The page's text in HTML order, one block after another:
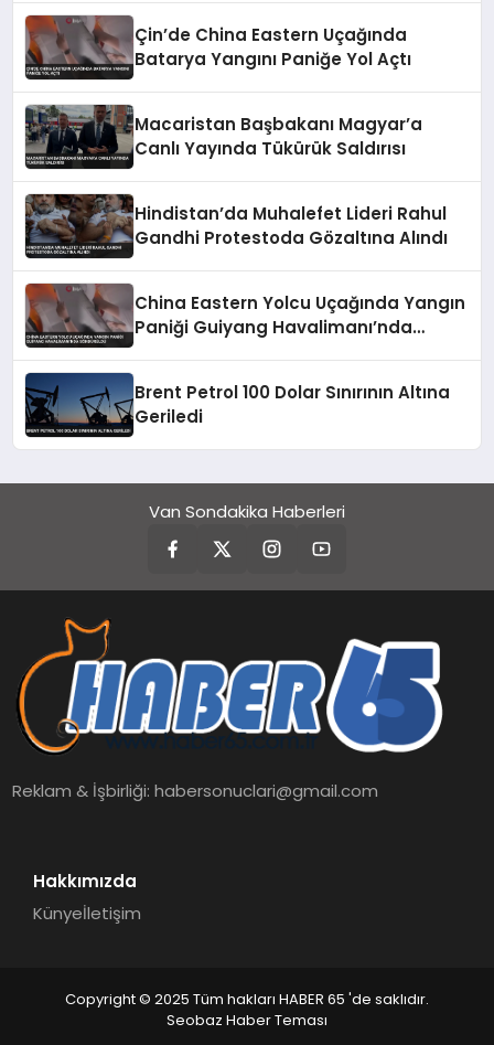
Çin’de China Eastern Uçağında
Batarya Yangını Paniğe Yol Açtı
Macaristan Başbakanı Magyar’a
Canlı Yayında Tükürük Saldırısı
Hindistan’da Muhalefet Lideri Rahul
Gandhi Protestoda Gözaltına Alındı
China Eastern Yolcu Uçağında Yangın
Paniği Guiyang Havalimanı’nda
Brent Petrol 100 Dolar Sınırının Altına
Geriledi
Van Sondakika Haberleri
Reklam & İşbirliği:habersonuclari@gmail.com
Hakkımızda
Künyeİletişim
Copyright © 2025 Tüm hakları HABER 65 'de saklıdır.
Seobaz Haber Teması